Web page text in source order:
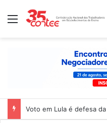
Menu
Voto em Lula é defesa